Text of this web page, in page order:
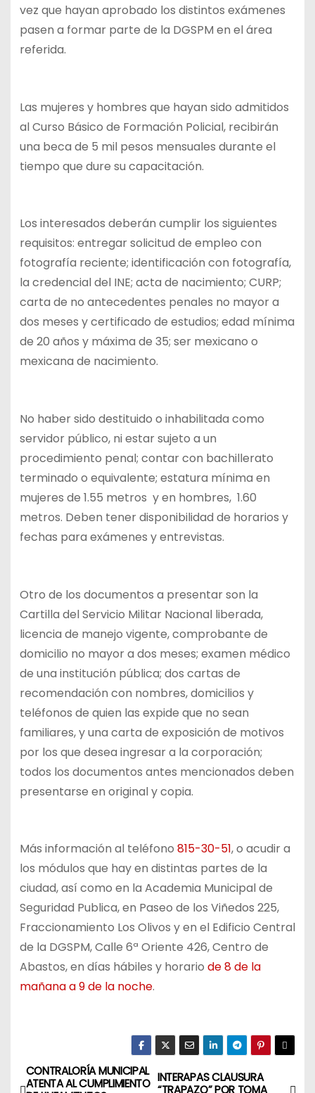
vez que hayan aprobado los distintos exámenes
pasen a formar parte de la DGSPM en el área
referida.
Las mujeres y hombres que hayan sido admitidos
al Curso Básico de Formación Policial, recibirán
una beca de 5 mil pesos mensuales durante el
tiempo que dure su capacitación.
Los interesados deberán cumplir los siguientes
requisitos: entregar solicitud de empleo con
fotografía reciente; identificación con fotografía,
la credencial del INE; acta de nacimiento; CURP;
carta de no antecedentes penales no mayor a
dos meses y certificado de estudios; edad mínima
de 20 años y máxima de 35; ser mexicano o
mexicana de nacimiento.
No haber sido destituido o inhabilitada como
servidor público, ni estar sujeto a un
procedimiento penal; contar con bachillerato
terminado o equivalente; estatura mínima en
mujeres de 1.55 metros y en hombres, 1.60
metros. Deben tener disponibilidad de horarios y
fechas para exámenes y entrevistas.
Otro de los documentos a presentar son la
Cartilla del Servicio Militar Nacional liberada,
licencia de manejo vigente, comprobante de
domicilio no mayor a dos meses; examen médico
de una institución pública; dos cartas de
recomendación con nombres, domicilios y
teléfonos de quien las expide que no sean
familiares, y una carta de exposición de motivos
por los que desea ingresar a la corporación;
todos los documentos antes mencionados deben
presentarse en original y copia.
Más información al teléfono 815-30-51, o acudir a
los módulos que hay en distintas partes de la
ciudad, así como en la Academia Municipal de
Seguridad Publica, en Paseo de los Viñedos 225,
Fraccionamiento Los Olivos y en el Edificio Central
de la DGSPM, Calle 6ª Oriente 426, Centro de
Abastos, en días hábiles y horario de 8 de la
mañana a 9 de la noche.
N
INTERAPAS CLAUSURA
“TRAPAZO” POR TOMA
CONTRALORÍA MUNICIPAL
ATENTA AL CUMPLIMIENTO